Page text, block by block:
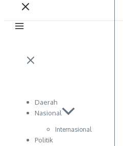
Daerah
Nasional
Internasional
Politik